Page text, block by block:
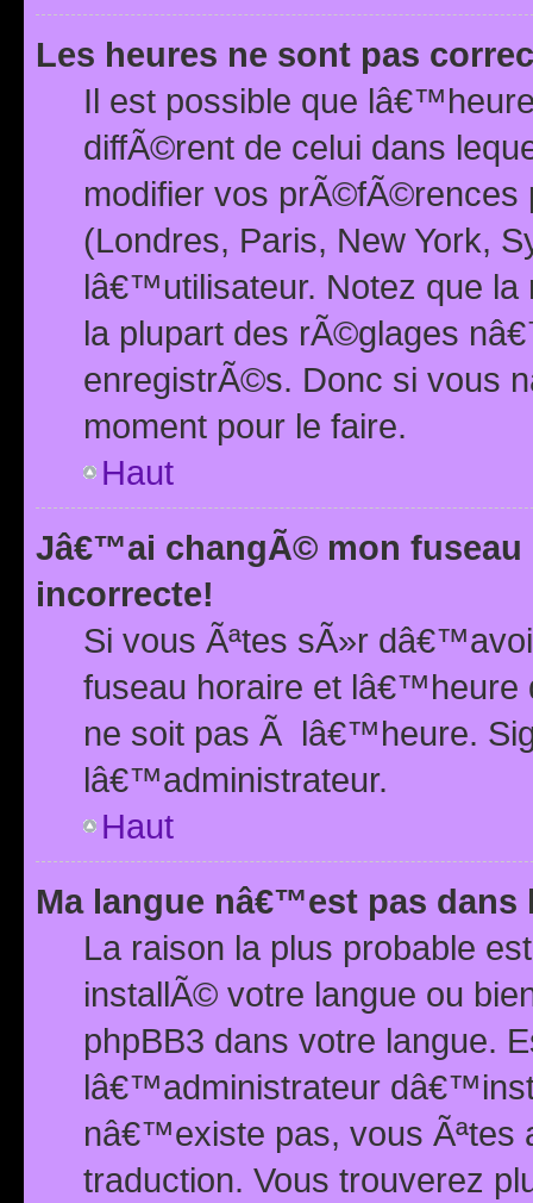
Les heures ne sont pas
Il est possible que
diffÃ©rent de celui dans
modifier vos prÃ©fÃ©rences
(Londres, Paris, New York,
lâ€™utilisateur. Notez que la
la plupart des rÃ©glages
enregistrÃ©s. Donc si vous
moment pour le faire.
Haut
Jâ€™ai changÃ© mon
incorrecte!
Si vous Ãªtes sÃ»r
fuseau horaire et
ne soit pas Ã lâ€™heure.
lâ€™administrateur.
Haut
Ma langue nâ€™est pas dans
La raison la plus probable
installÃ© votre langue ou
phpBB3 dans votre langue.
lâ€™administrateur
nâ€™existe pas, vous Ãªtes
traduction. Vous trouverez